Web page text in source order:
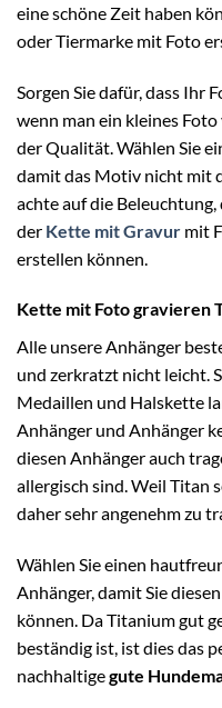
eine schöne Zeit haben
oder Tiermarke mit Foto
Sorgen Sie dafür, dass Ihr
wenn man ein kleines
der Qualität. Wählen Sie
damit das Motiv nicht mit
achte auf die
der Kette mit Gravur mit
erstellen können.
Kette mit Foto gravieren
Alle unsere Anhänger
und zerkratzt nicht leicht.
Medaillen und Halskette
Anhänger und Anhänger
diesen Anhänger auch
allergisch sind. Weil Titan
daher sehr angenehm zu
Wählen Sie einen
Anhänger, damit Sie
können. Da Titanium gut
beständig ist, ist dies das
nachhaltigegute